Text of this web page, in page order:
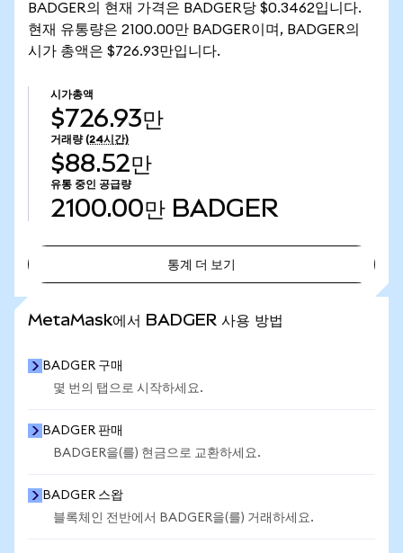
BADGER의 현재 가격은 BADGER당 $0.3462입니다.
현재 유통량은 2100.00만 BADGER이며, BADGER의
시가 총액은 $726.93만입니다.
시가총액
$726.93만
거래량 (24시간)
$88.52만
유통 중인 공급량
2100.00만 BADGER
통계 더 보기
MetaMask에서 BADGER 사용 방법
BADGER 구매
몇 번의 탭으로 시작하세요.
BADGER 판매
BADGER을(를) 현금으로 교환하세요.
BADGER 스왑
블록체인 전반에서 BADGER을(를) 거래하세요.